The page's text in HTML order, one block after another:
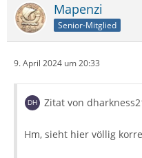
Mapenzi
Senior-Mitglied
9. April 2024 um 20:33
Zitat von
Hm, sieht hier völlig